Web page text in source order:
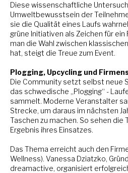
Diese wissenschaftliche
Umweltbewusstsein der
sie die Qualität eines Laufs
grüne Initiativen als Zeichen für ein
man die Wahl zwischen
hat, steigt die Treue zum Event.
Plogging, Upcycling und
Die Community setzt selbst neue
das schwedische „Plogging“ -
sammelt. Moderne Veranstalter
Strecke, um daraus im nächsten
Taschen zu machen. So sehen die
Ergebnis ihres Einsatzes.
Das Thema erreicht auch den
Wellness). Vanessa Dziatzko,
dreamactive, organisiert